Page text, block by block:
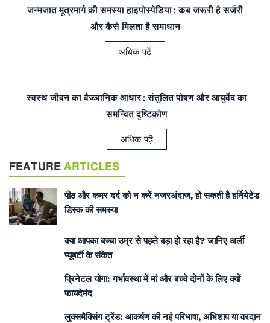
जन्मजात मूत्रमार्ग की समस्या हाइपोस्पेडिया: कब जरूरी है सर्जरी
और कैसे मिलता है समाधान
अधिक पढ़ें
स्वस्थ जीवन का वैज्ञानिक आधार: संतुलित पोषण और आयुर्वेद का
समन्वित दृष्टिकोण
अधिक पढ़ें
FEATURE ARTICLES
पीठ और कमर दर्द को न करें नजरअंदाज, हो सकती है हर्नियेटेड
डिस्क की समस्या
क्या आपका बच्चा उम्र से पहले बड़ा हो रहा है? जानिए अर्ली
प्यूबर्टी के संकेत
प्रिनेटल योगा: गर्भावस्था में मां और बच्चे दोनों के लिए क्यों
फायदेमंद
लुक्समैक्सिंग ट्रेंड: आकर्षण की नई परिभाषा, अभिशाप या वरदान